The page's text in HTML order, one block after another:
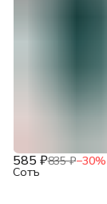
585 ₽835 ₽−30%
Сотъ